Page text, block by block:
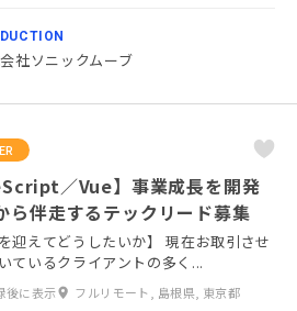
社ソニックムーブ
／Vue】事業成長を開発
ら伴走するテックリード募集
迎えてどうしたいか】 現在お取引させ
ているクライアントの多く...
後に表示 フルリモート, 島根県, 東京都